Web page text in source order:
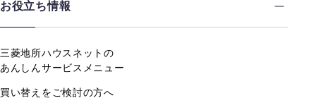
お役立ち情報
三菱地所ハウスネットの
あんしんサービスメニュー
買い替えをご検討の方へ